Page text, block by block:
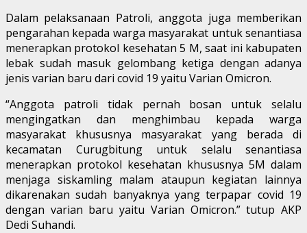
Dalam pelaksanaan Patroli, anggota juga memberikan
pengarahan kepada warga masyarakat untuk senantiasa
menerapkan protokol kesehatan 5 M, saat ini kabupaten
lebak sudah masuk gelombang ketiga dengan adanya
jenis varian baru dari covid 19 yaitu Varian Omicron.
“Anggota patroli tidak pernah bosan untuk selalu
mengingatkan dan menghimbau kepada warga
masyarakat khususnya masyarakat yang berada di
kecamatan Curugbitung untuk selalu senantiasa
menerapkan protokol kesehatan khususnya 5M dalam
menjaga siskamling malam ataupun kegiatan lainnya
dikarenakan sudah banyaknya yang terpapar covid 19
dengan varian baru yaitu Varian Omicron.” tutup AKP
Dedi Suhandi.